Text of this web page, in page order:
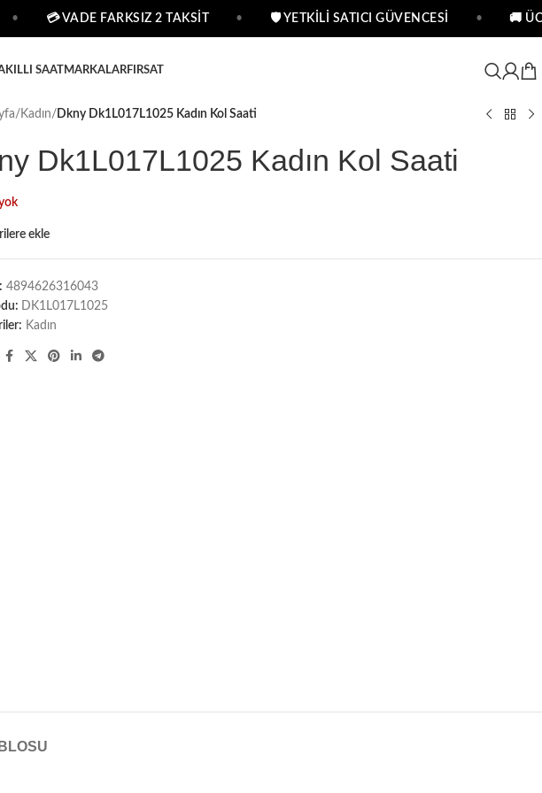
💳 VADE FARKSIZ 2 TAKSİT 🛡 YETKİLİ SATICI GÜVENCESİ 🚚
SAATMARKALARFIRSAT
/ Kadın/ Dkny Dk1L017L1025 Kadın Kol Saati
Dk1L017L1025 Kadın Kol Saati
ekle
4894626316043
DK1L017L1025
Kadın